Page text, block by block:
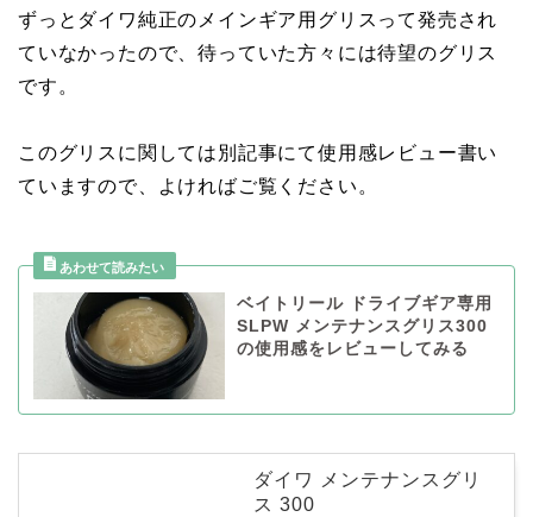
ずっとダイワ純正のメインギア用グリスって発売され
ていなかったので、待っていた方々には待望のグリス
です。
このグリスに関しては別記事にて使用感レビュー書い
ていますので、よければご覧ください。
ベイトリール ドライブギア専用
SLPW メンテナンスグリス300
の使用感をレビューしてみる
ダイワ メンテナンスグリ
ス 300